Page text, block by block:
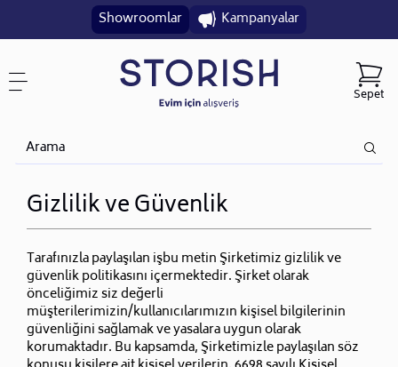
Showroomlar Kampanyalar
Sepet
Gizlilik ve Güvenlik
Tarafınızla paylaşılan işbu metin Şirketimiz gizlilik ve
güvenlik politikasını içermektedir. Şirket olarak
önceliğimiz siz değerli
müşterilerimizin/kullanıcılarımızın kişisel bilgilerinin
güvenliğini sağlamak ve yasalara uygun olarak
korumaktadır. Bu kapsamda, Şirketimizle paylaşılan söz